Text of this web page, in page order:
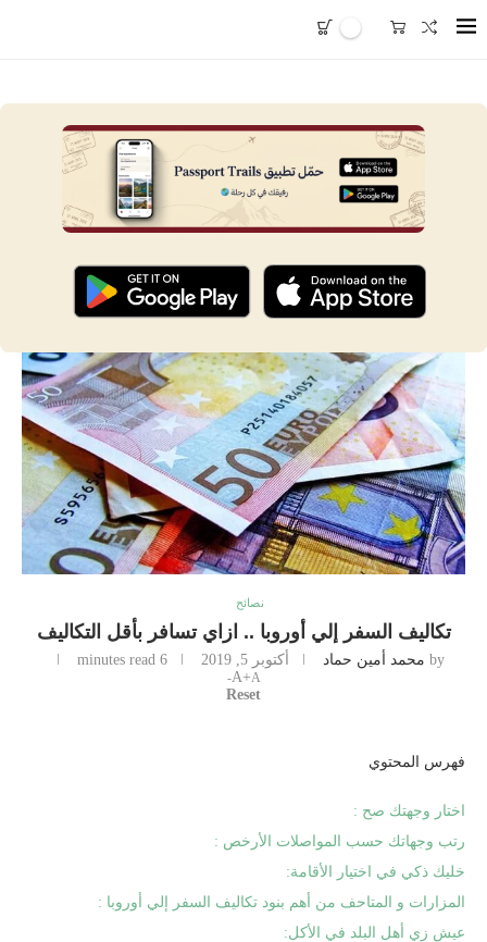
نصائح
تكاليف السفر إلي أوروبا .. ازاي تسافر بأقل التكاليف
by محمد أمين حماد أكتوبر 5, 2019
6 minutes read
A+A-
Reset
فهرس المحتوي
اختار وجهتك صح :
رتب وجهاتك حسب المواصلات الأرخص :
خليك ذكي في اختيار الأقامة:
المزارات و المتاحف من أهم بنود تكاليف السفر إلي أوروبا :
عيش زي أهل البلد في الأكل: